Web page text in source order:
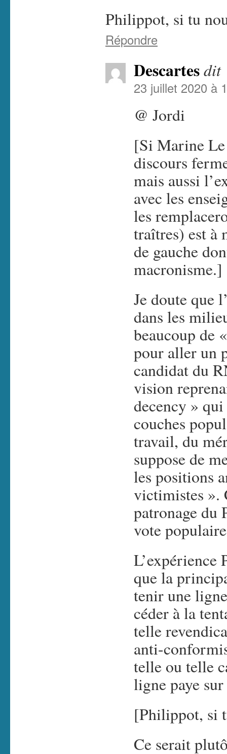
Philippot, si tu
Répondre
Descartesdit
23 juillet 2020 à
@ Jordi
[Si Marine Le
discours
mais aussi
avec les
les
traîtres) est à
de gauche
macronisme.]
Je doute que
dans les
beaucoup de
pour aller un
candidat du
vision
decency »
couches
travail, du
suppose de
les positions
victimistes ».
patronage du
vote
L’expérience
que la
tenir une
céder à la
telle
anti-
telle ou telle
ligne paye
[Philippot, si
Ce serait